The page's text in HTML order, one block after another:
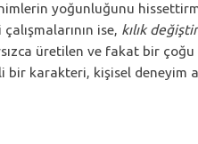
yoğunluğunu
ise, kılık
üretilen ve fakat bir
karakteri, kişisel deneyim